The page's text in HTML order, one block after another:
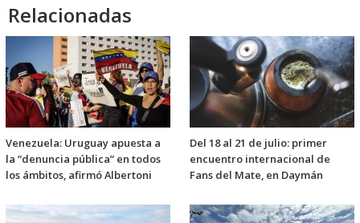
Relacionadas
Venezuela: Uruguay apuesta a
la “denuncia pública” en todos
los ámbitos, afirmó Albertoni
Del 18 al 21 de julio: primer
encuentro internacional de
Fans del Mate, en Daymán